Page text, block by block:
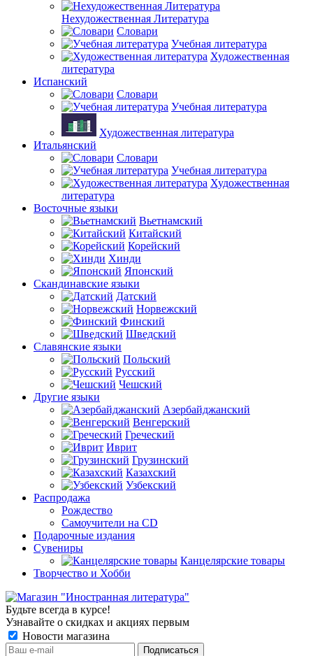
Нехудожественная Литература
Словари
Учебная литература
Художественная
литература
Испанский
Словари
Учебная литература
Художественная литература
Итальянский
Словари
Учебная литература
Художественная
литература
Восточные языки
Вьетнамский
Китайский
Корейский
Хинди
Японский
Скандинавские языки
Датский
Норвежский
Финский
Шведский
Славянские языки
Польский
Русский
Чешский
Другие языки
Азербайджанский
Венгерский
Греческий
Иврит
Грузинский
Казахский
Узбекский
Распродажа
Рождество
Самоучители на CD
Подарочные издания
Сувениры
Канцелярские товары
Творчество и Хобби
Будьте всегда в курсе!
Узнавайте о скидках и акциях первым
Новости магазина